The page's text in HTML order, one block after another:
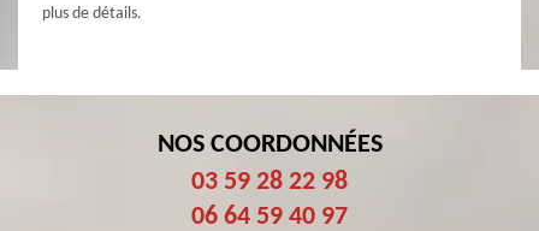
plus de détails.
NOS COORDONNÉES
03 59 28 22 98
06 64 59 40 97